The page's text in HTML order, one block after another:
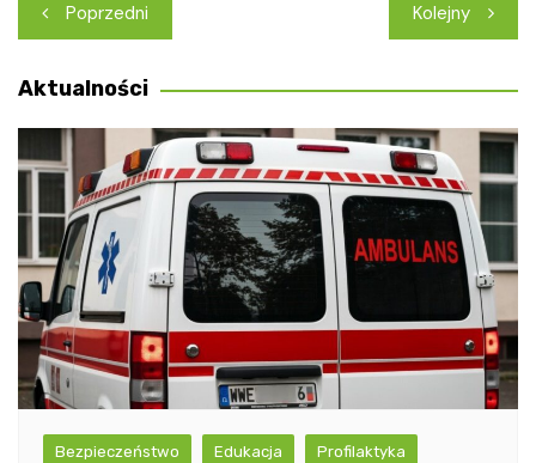
wpisu
Poprzedni Kolejny
Aktualności
Bezpieczeństwo Edukacja Profilaktyka